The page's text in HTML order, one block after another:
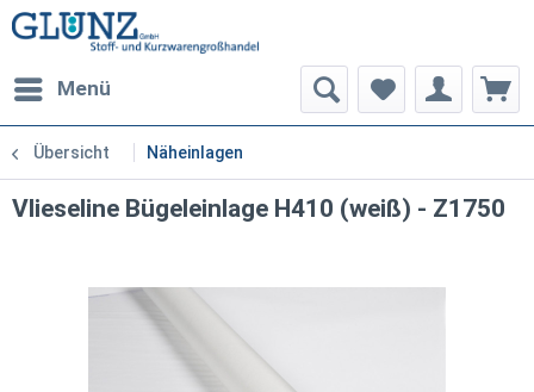
Menü
Übersicht Näheinlagen
Vlieseline Bügeleinlage H410 (weiß) - Z1750